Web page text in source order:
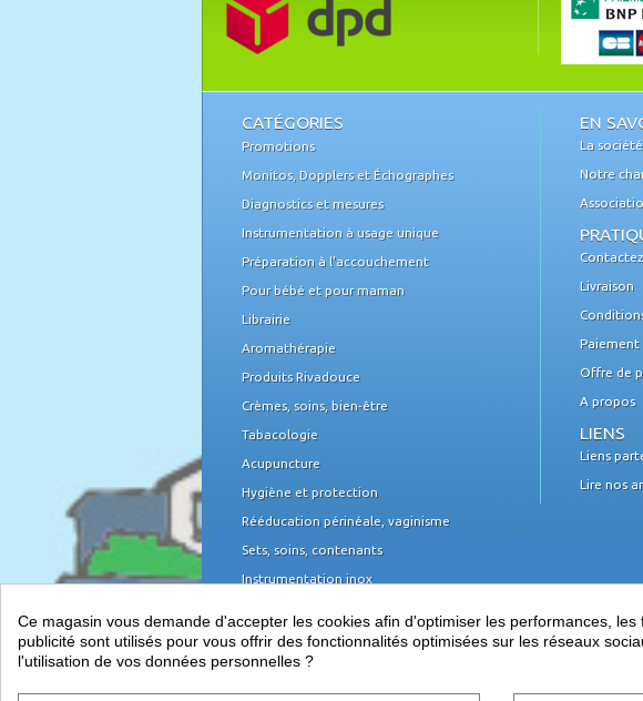
CATÉGORIES
Promotions
Monitos, Dopplers et Échographes
Diagnostics et mesures
Instrumentation à usage unique
Préparation à l'accouchement
Pour bébé et pour maman
Librairie
Aromathérapie
Produits Rivadouce
Crèmes, soins, bien-être
Tabacologie
Acupuncture
Hygiène et protection
Rééducation périnéale, vaginisme
Sets, soins, contenants
Instrumentation inox
Mobilier médical
Équipement du cabinet
Papeterie, piles
EN
La société
Notre
Livraison
Paiement
Offre de
A propos
LIENS
Liens
Lire nos
Ce magasin vous demande d'accepter les cookies afin d'optimiser les performances,
publicité sont utilisés pour vous offrir des fonctionnalités optimisées sur les réseaux
l'utilisation de vos données personnelles ?